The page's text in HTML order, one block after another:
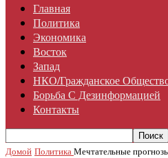
Главная
Политика
Экономика
Восток
Запад
НКО/гражданское
Борьба С Дезинформацией
Контакты
Домой ПолитикаМечтательные